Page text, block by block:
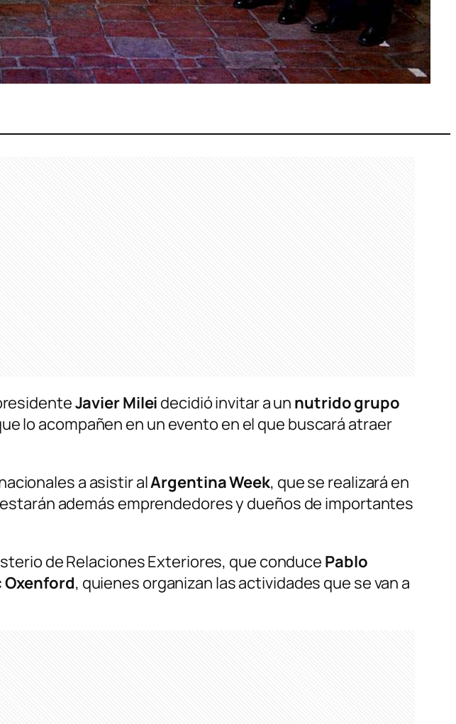
Javier Milei decidió invitar a un nutrido grupo
lo acompañen en un evento en el que buscará atraer
a asistir alArgentina Week, que se realizará en
estarán además emprendedores y dueños de importantes
de Relaciones Exteriores, que conduce Pablo
Oxenford, quienes organizan las actividades que se van a